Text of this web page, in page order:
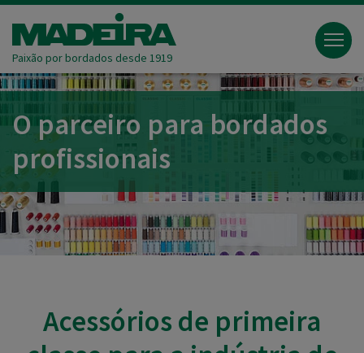
Paixão por bordados desde 1919
O parceiro para bordados
profissionais
Acessórios de primeira